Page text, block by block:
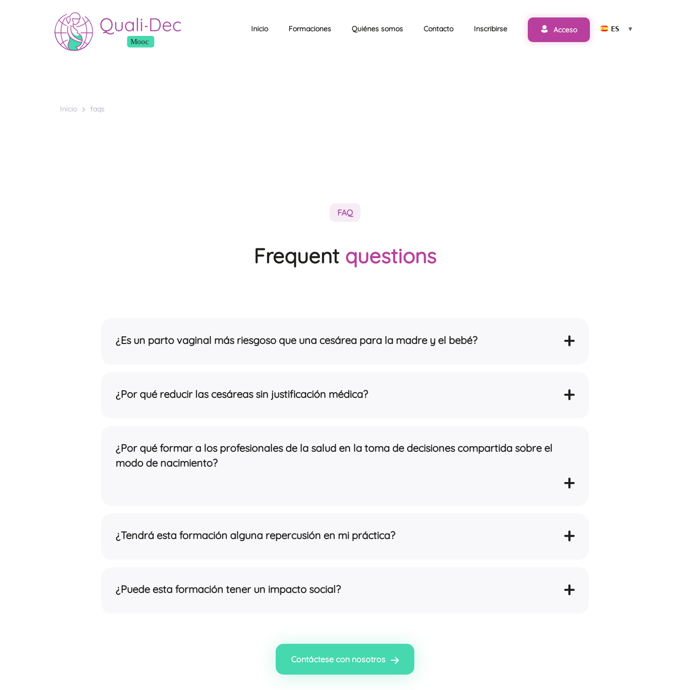
Inicio Formaciones Quiénes somos Contacto Inscribirse Acceso ESPAÑOL
Inicio faqs
FAQ
Frequent questions
¿Es un parto vaginal más riesgoso que una cesárea para la madre y el bebé? +
¿Por qué reducir las cesáreas sin justificación médica? +
¿Por qué formar a los profesionales de la salud en la toma de decisiones compartida sobre el
modo de nacimiento?
+
¿Tendrá esta formación alguna repercusión en mi práctica? +
¿Puede esta formación tener un impacto social? +
Contáctese con nosotros